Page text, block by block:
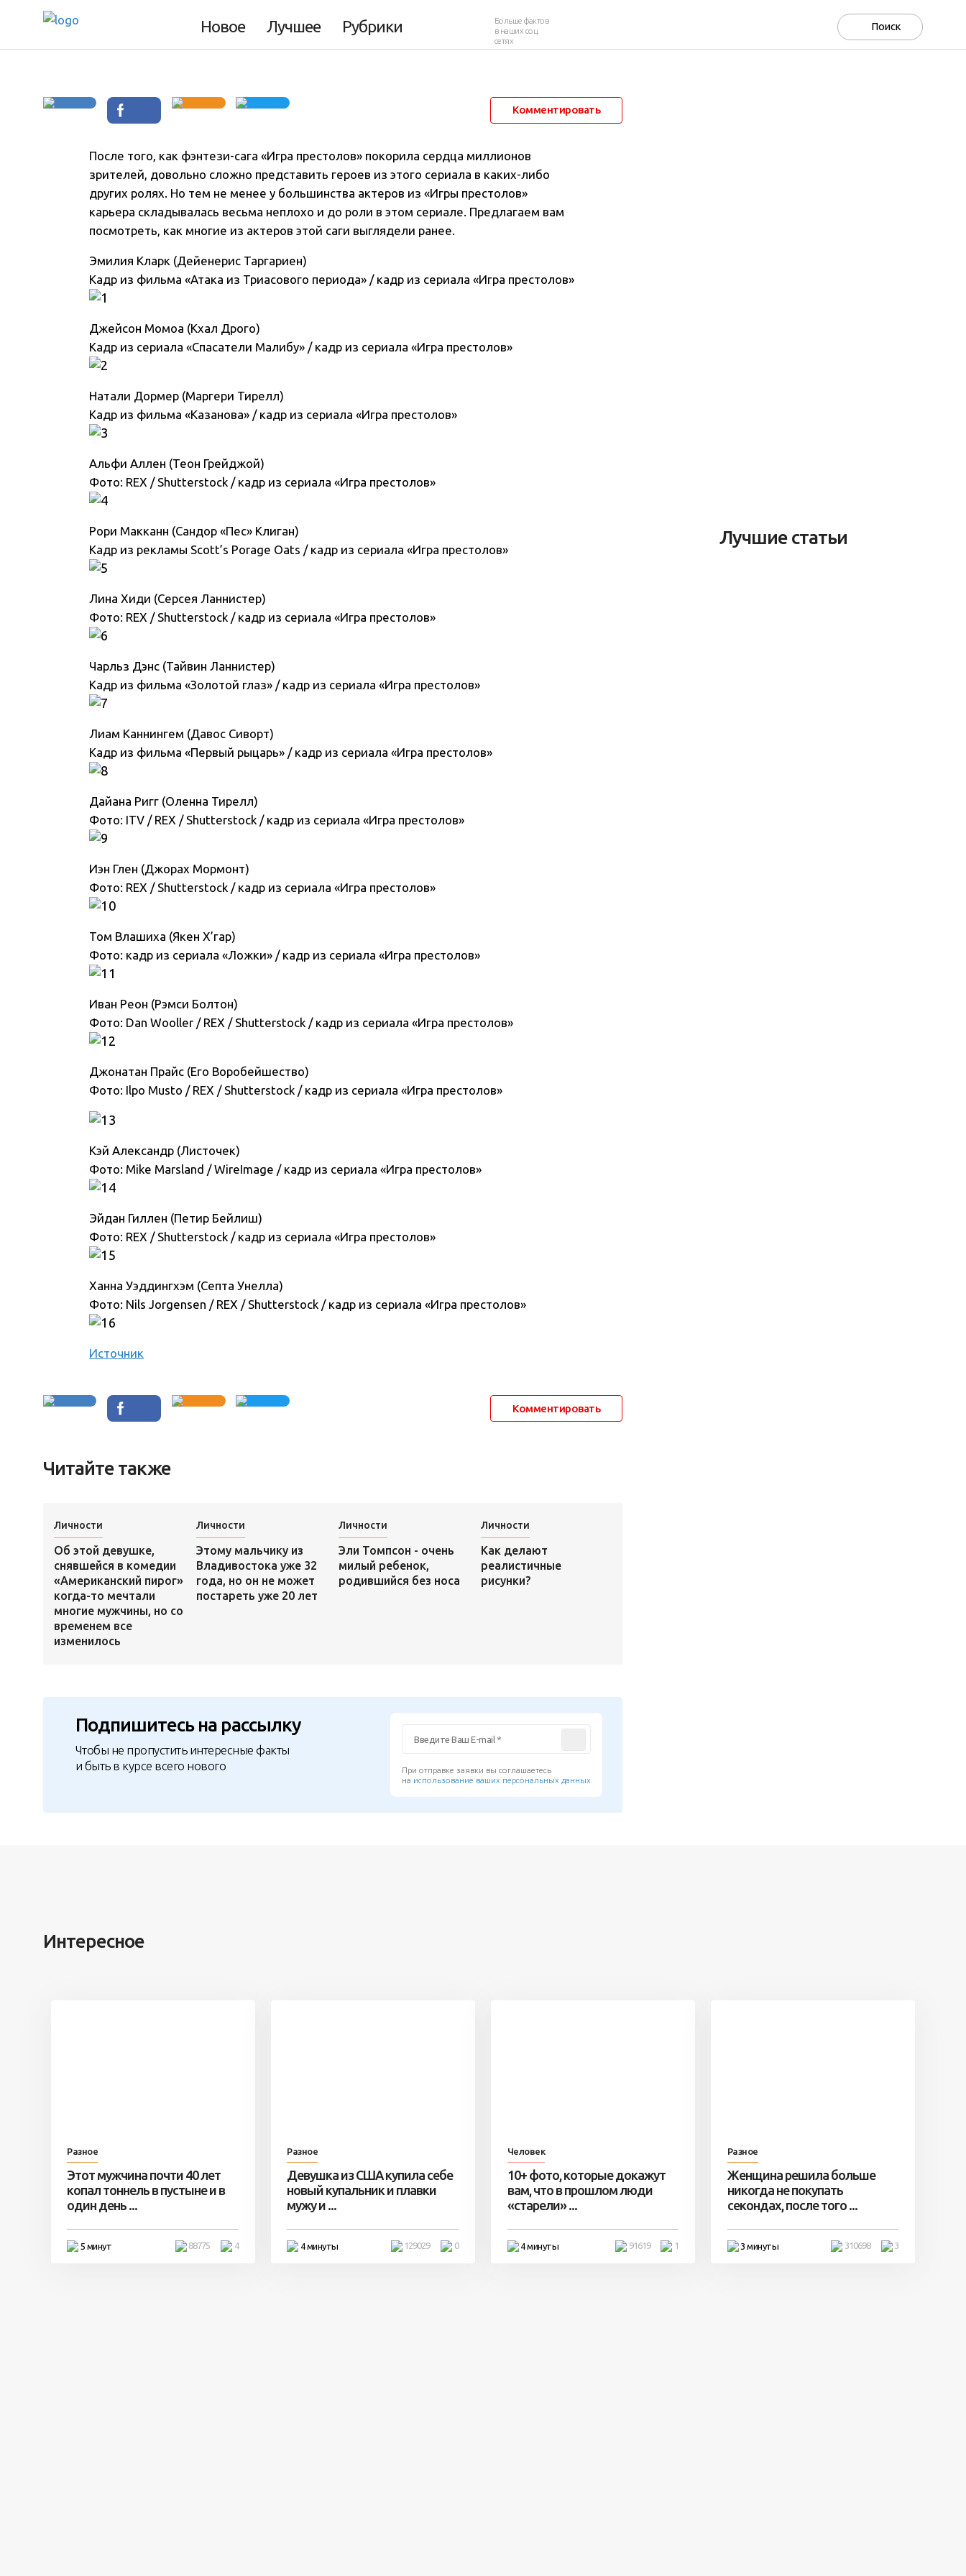
Новое Лучшее Рубрики
Больше фактов
в наших соц.
сетях
Комментировать
После того, как фэнтези-сага «Игра престолов» покорила сердца миллионов
зрителей, довольно сложно представить героев из этого сериала в каких-либо
других ролях. Но тем не менее у большинства актеров из «Игры престолов»
карьера складывалась весьма неплохо и до роли в этом сериале. Предлагаем вам
посмотреть, как многие из актеров этой саги выглядели ранее.
Эмилия Кларк (Дейенерис Таргариен)
Кадр из фильма «Атака из Триасового периода» / кадр из сериала «Игра престолов»
Джейсон Момоа (Кхал Дрого)
Кадр из сериала «Спасатели Малибу» / кадр из сериала «Игра престолов»
Натали Дормер (Маргери Тирелл)
Кадр из фильма «Казанова» / кадр из сериала «Игра престолов»
Альфи Аллен (Теон Грейджой)
Фото: REX / Shutterstock / кадр из сериала «Игра престолов»
Рори Макканн (Сандор «Пес» Клиган)
Кадр из рекламы Scott’s Porage Oats / кадр из сериала «Игра престолов»
Лина Хиди (Серсея Ланнистер)
Фото: REX / Shutterstock / кадр из сериала «Игра престолов»
Чарльз Дэнс (Тайвин Ланнистер)
Кадр из фильма «Золотой глаз» / кадр из сериала «Игра престолов»
Лиам Каннингем (Давос Сиворт)
Кадр из фильма «Первый рыцарь» / кадр из сериала «Игра престолов»
Дайана Ригг (Оленна Тирелл)
Фото: ITV / REX / Shutterstock / кадр из сериала «Игра престолов»
Иэн Глен (Джорах Мормонт)
Фото: REX / Shutterstock / кадр из сериала «Игра престолов»
Том Влашиха (Якен Х’гар)
Фото: кадр из сериала «Ложки» / кадр из сериала «Игра престолов»
Иван Реон (Рэмси Болтон)
Фото: Dan Wooller / REX / Shutterstock / кадр из сериала «Игра престолов»
Джонатан Прайс (Его Воробейшество)
Фото: Ilpo Musto / REX / Shutterstock / кадр из сериала «Игра престолов»
Кэй Александр (Листочек)
Фото: Mike Marsland / WireImage / кадр из сериала «Игра престолов»
Эйдан Гиллен (Петир Бейлиш)
Фото: REX / Shutterstock / кадр из сериала «Игра престолов»
Ханна Уэддингхэм (Септа Унелла)
Фото: Nils Jorgensen / REX / Shutterstock / кадр из сериала «Игра престолов»
Источник
Комментировать
Читайте также
Личности
Об этой девушке,
снявшейся в комедии
«Американский пирог»
когда-то мечтали
многие мужчины, но со
временем все
изменилось
Личности
Этому мальчику из
Владивостока уже 32
года, но он не может
постареть уже 20 лет
Личности
Эли Томпсон - очень
милый ребенок,
родившийся без носа
Личности
Как делают
реалистичные
рисунки?
Подпишитесь на рассылку
Чтобы не пропустить интересные факты
и быть в курсе всего нового
При отправке заявки вы соглашаетесь
на использование ваших персональных данных
Лучшие статьи
Интересное
Разное
Этот мужчина почти 40 лет
копал тоннель в пустыне и в
один день ...
5 минут 4
88775
Разное
Девушка из США купила себе
новый купальник и плавки
мужу и ...
4 минуты 0
129029
Человек
10+ фото, которые докажут
вам, что в прошлом люди
«старели» ...
4 минуты 1
91619
Разное
Женщина решила больше
никогда не покупать
секондах, после того ...
3 минуты 3
310698